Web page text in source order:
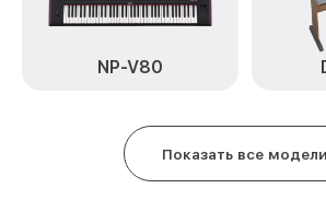
NP-V80
Показать все модели